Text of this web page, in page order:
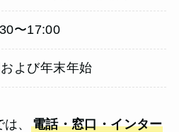
〜17:00
および年末年始
、 電話・窓口・インター